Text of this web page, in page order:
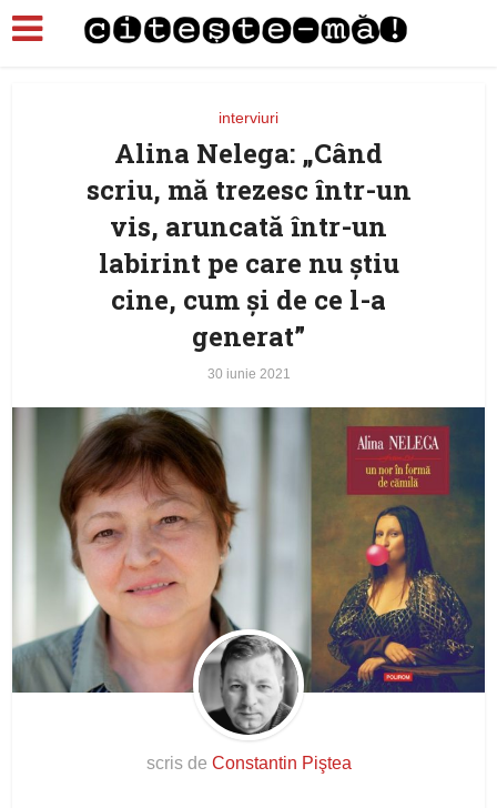
interviuri
Alina Nelega: „Când
scriu, mă trezesc într-un
vis, aruncată într-un
labirint pe care nu știu
cine, cum și de ce l-a
generat”
30 iunie 2021
scris de Constantin Piştea